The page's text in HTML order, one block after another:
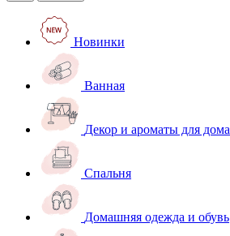
Новинки
Ванная
Декор и ароматы для дома
Спальня
Домашняя одежда и обувь